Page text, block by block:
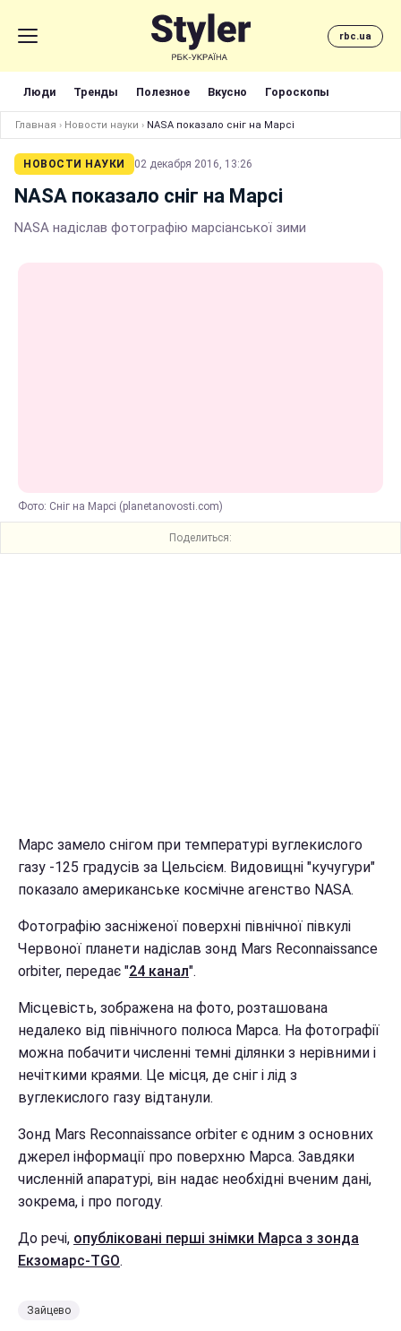
rbc.ua
Люди Тренды Полезное Вкусно Гороскопы
Главная › Новости науки › NASA показало сніг на Марсі
НОВОСТИ НАУКИ 02 декабря 2016, 13:26
NASA показало сніг на Марсі
NASA надіслав фотографію марсіанської зими
Фото: Сніг на Марсі (planetanovosti.com)
Поделиться:
Марс замело снігом при температурі вуглекислого
газу -125 градусів за Цельсієм. Видовищні "кучугури"
показало американське космічне агенство NASA.
Фотографію засніженої поверхні північної півкулі
Червоної планети надіслав зонд Mars Reconnaissance
orbiter, передає "24 канал".
Місцевість, зображена на фото, розташована
недалеко від північного полюса Марса. На фотографії
можна побачити численні темні ділянки з нерівними і
нечіткими краями. Це місця, де сніг і лід з
вуглекислого газу відтанули.
Зонд Mars Reconnaissance orbiter є одним з основних
джерел інформації про поверхню Марса. Завдяки
численній апаратурі, він надає необхідні вченим дані,
зокрема, і про погоду.
До речі, опубліковані перші знімки Марса з зонда
Екзомарс-TGO.
Зайцево